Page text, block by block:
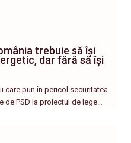
trebuie să își
dar fără să își
care pun în pericol securitatea
de PSD la proiectul de lege…